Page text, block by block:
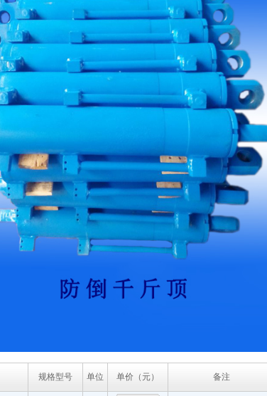
规格型号 单位 单价（元） 备注